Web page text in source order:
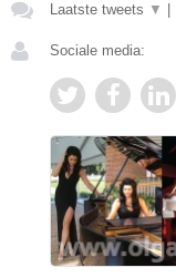
Laatste tweets ▼
Sociale media: